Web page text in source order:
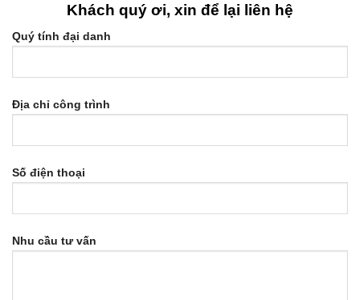
Khách quý ơi, xin để lại liên hệ
Quý tính đại danh
Địa chỉ công trình
Số điện thoại
Nhu cầu tư vấn